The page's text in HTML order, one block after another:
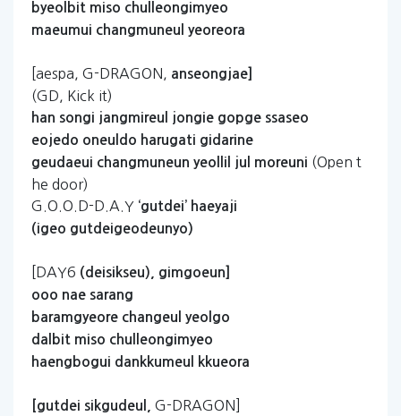
byeolbit miso chulleongimyeo
maeumui changmuneul yeoreora
[aespa, G-DRAGON, anseongjae]
(GD, Kick it)
han songi jangmireul jongie gopge ssaseo
eojedo oneuldo harugati gidarine
geudaeui changmuneun yeollil jul moreuni (Open t
he door)
G.O.O.D-D.A.Y ‘gutdei’ haeyaji
(igeo gutdeigeodeunyo)
[DAY6 (deisikseu),
gimgoeun]
ooo nae sarang
baramgyeore changeul yeolgo
dalbit miso chulleongimyeo
haengbogui dankkumeul kkueora
[gutdei sikgudeul, G-DRAGON]